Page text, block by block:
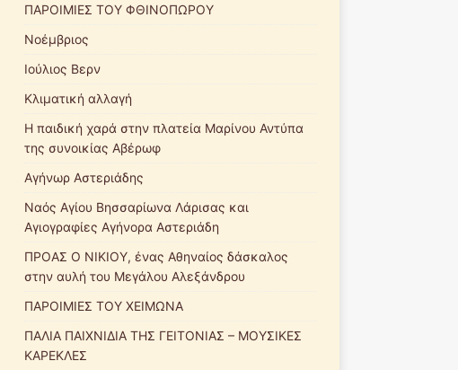
ΠΑΡΟΙΜΙΕΣ ΤΟΥ ΦΘΙΝΟΠΩΡΟΥ
Νοέμβριος
Ιούλιος Βερν
Κλιματική αλλαγή
Η παιδική χαρά στην πλατεία Μαρίνου Αντύπα
της συνοικίας Αβέρωφ
Αγήνωρ Αστεριάδης
Ναός Αγίου Βησσαρίωνα Λάρισας και
Αγιογραφίες Αγήνορα Αστεριάδη
ΠΡΟΑΣ Ο ΝΙΚΙΟΥ, ένας Αθηναίος δάσκαλος
στην αυλή του Μεγάλου Αλεξάνδρου
ΠΑΡΟΙΜΙΕΣ ΤΟΥ ΧΕΙΜΩΝΑ
ΠΑΛΙΑ ΠΑΙΧΝΙΔΙΑ ΤΗΣ ΓΕΙΤΟΝΙΑΣ – ΜΟΥΣΙΚΕΣ
ΚΑΡΕΚΛΕΣ